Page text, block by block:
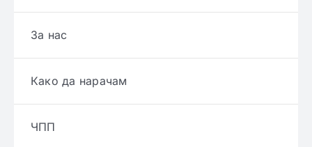
За нас
Како да нарачам
ЧПП